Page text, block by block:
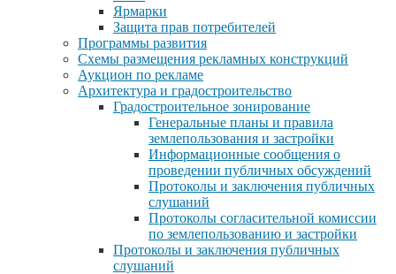
Ярмарки
Защита прав потребителей
Программы развития
Схемы размещения рекламных конструкций
Аукцион по рекламе
Архитектура и градостроительство
Градостроительное зонирование
Генеральные планы и правила
землепользования и застройки
Информационные сообщения о
проведении публичных обсуждений
Протоколы и заключения публичных
слушаний
Протоколы согласительной комиссии
по землепользованию и застройки
Протоколы и заключения публичных
слушаний